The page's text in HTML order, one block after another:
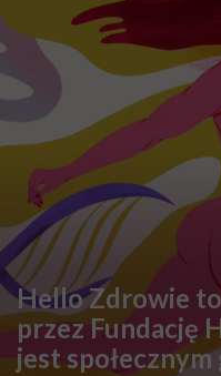
Hello Zdrowie
przez Fundację
jest społecznym